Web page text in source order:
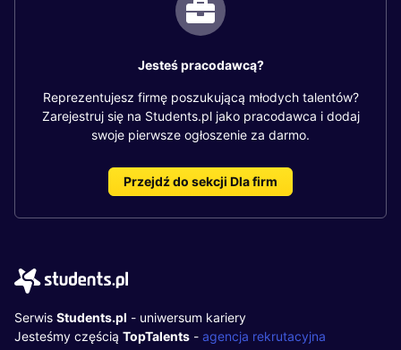
Jesteś pracodawcą?
Reprezentujesz firmę poszukującą młodych talentów?
Zarejestruj się na Students.pl jako pracodawca i dodaj
swoje pierwsze ogłoszenie za darmo.
Przejdź do sekcji Dla firm
Serwis Students.pl - uniwersum kariery
Jesteśmy częścią TopTalents - agencja rekrutacyjna